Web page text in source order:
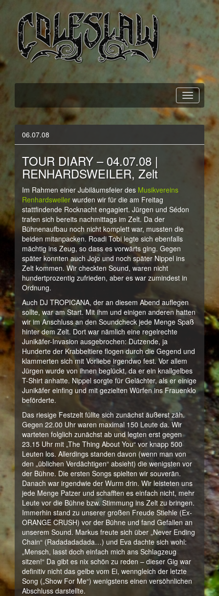
Coleslaw
Official Webpage
06.07.08
TOUR DIARY – 04.07.08 |
RENHARDSWEILER, Zelt
Im Rahmen einer Jubiläumsfeier des Musikvereins
Renhardsweiler wurden wir für die am Freitag
stattfindende Rocknacht engagiert. Jürgen und Sédon
trafen sich bereits nachmittags im Zelt. Da der
Bühnenaufbau noch nicht komplett war, mussten die
beiden mitanpacken. Roadi Tobi legte sich ebenfalls
mächtig ins Zeug, so dass es vorwärts ging. Gegen
später konnten auch Jojo und noch später Nippel ins
Zelt kommen. Wir checkten Sound, waren nicht
hundertprozentig zufrieden, aber es war zumindest in
Ordnung.
Auch DJ TROPICANA, der an diesem Abend auflegen
sollte, war am Start. Mit ihm und einigen anderen hatten
wir im Anschluss an den Soundcheck jede Menge Spaß
hinter dem Zelt. Dort war nämlich eine regelrechte
Junikäfer-Invasion ausgebrochen: Dutzende, ja
Hunderte der Krabbeltiere flogen durch die Gegend und
klammerten sich mit Vorliebe irgendwo fest. Vor allem
Jürgen wurde von ihnen beglückt, da er ein knallgelbes
T-Shirt anhatte. Nippel sorgte für Gelächter, als er einige
Junikäfer einfing und mit gezielten Würfen ins Frauenklo
beförderte.
Das riesige Festzelt füllte sich zunächst äußerst zäh.
Gegen 22.00 Uhr waren maximal 150 Leute da. Wir
warteten folglich zunächst ab und legten erst gegen
23.15 Uhr mit „The Thing About You“ vor knapp 500
Leuten los. Allerdings standen davon (wenn man von
den „üblichen Verdächtigen“ absieht) die wenigsten vor
der Bühne. Die ersten Songs spielten wir souverän.
Danach war irgendwie der Wurm drin. Wir leisteten uns
jede Menge Patzer und schafften es einfach nicht, mehr
Leute vor die Bühne bzw. Stimmung ins Zelt zu bringen.
Immerhin stand zu unserer großen Freude Stiehle (Ex-
ORANGE CRUSH) vor der Bühne und fand Gefallen an
unserem Sound. Markus freute sich über „Never Ending
Chain“ (Radadadadada…) und Eva dachte sich wohl:
„Mensch, lasst doch einfach mich ans Schlagzeug
sitzen!“ Da gibt es nix schön zu reden – dieser Gig war
definitiv nicht das gelbe vom Ei, wenngleich der letzte
Song („Show For Me“) wenigstens einen versöhnlichen
Abschluss darstellte.